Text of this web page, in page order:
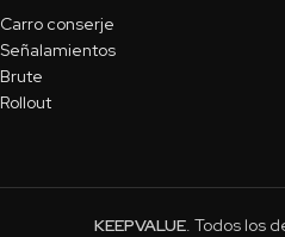
Carro conserje
Señalamientos
Brute
Rollout
KEEPVALUE. Todos los